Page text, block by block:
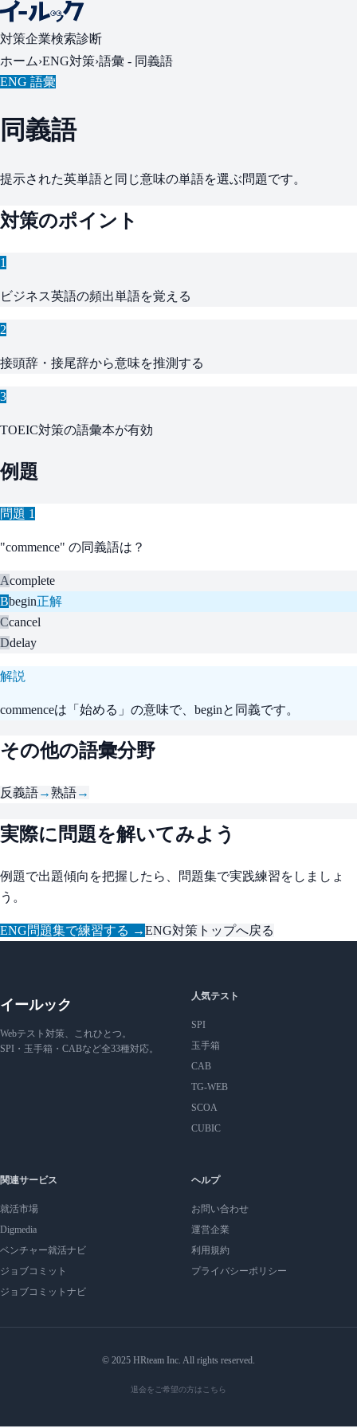
対策企業検索診断
ホーム›ENG対策›語彙 - 同義語
ENG 語彙
同義語
提示された英単語と同じ意味の単語を選ぶ問題です。
対策のポイント
1
ビジネス英語の頻出単語を覚える
2
接頭辞・接尾辞から意味を推測する
3
TOEIC対策の語彙本が有効
例題
問題 1
"commence" の同義語は？
Acomplete
Bbegin正解
Ccancel
Ddelay
解説
commenceは「始める」の意味で、beginと同義です。
その他の語彙分野
反義語→熟語→
実際に問題を解いてみよう
例題で出題傾向を把握したら、問題集で実践練習をしましょ
う。
ENG問題集で練習する →ENG対策トップへ戻る
イールック
Webテスト対策、これひとつ。
SPI・玉手箱・CABなど全33種対応。
人気テスト
SPI
玉手箱
CAB
TG-WEB
SCOA
CUBIC
関連サービス
就活市場
Digmedia
ベンチャー就活ナビ
ジョブコミット
ジョブコミットナビ
ヘルプ
お問い合わせ
運営企業
利用規約
プライバシーポリシー
© 2025 HRteam Inc. All rights reserved.
退会をご希望の方はこちら